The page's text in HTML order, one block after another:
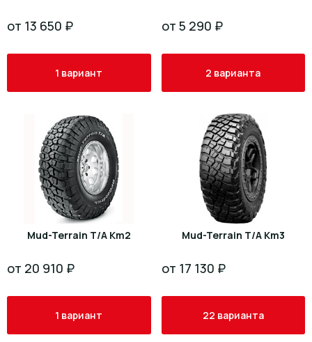
от 13 650 ₽
1 вариант
от 5 290 ₽
2 варианта
Mud-Terrain T/A Km2
от 20 910 ₽
1 вариант
Mud-Terrain T/A Km3
от 17 130 ₽
22 варианта